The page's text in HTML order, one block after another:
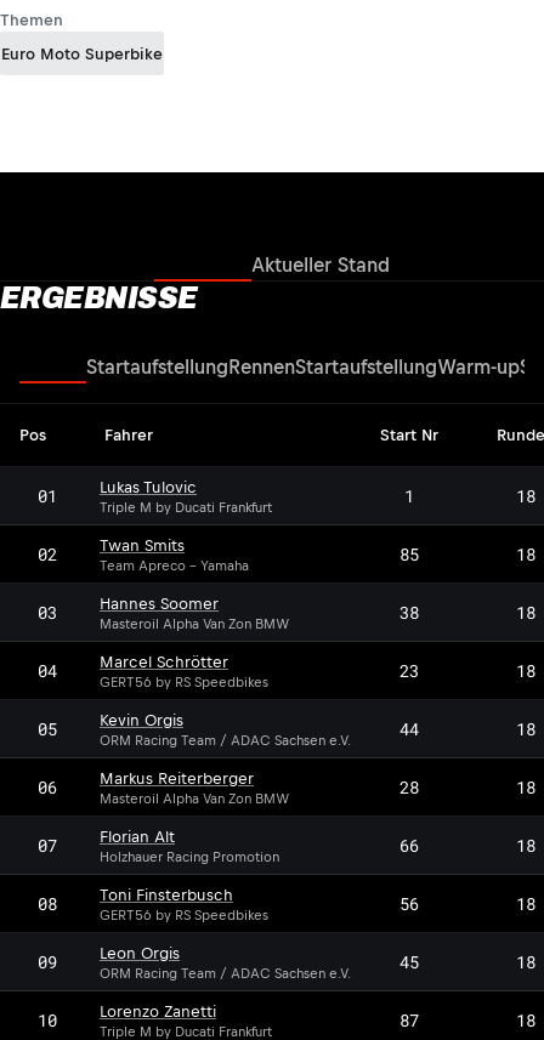
Themen
Euro Moto Superbike
Aktueller Stand
ERGEBNISSE
Startaufstellung RennenStartaufstellungWarm-up
Pos Fahrer Start Nr
01 Lukas Tulovic
Triple M by Ducati Frankfurt 1 18
02 Twan Smits
Team Apreco - Yamaha 85 18
03 Hannes Soomer
Masteroil Alpha Van Zon BMW 38 18
04 Marcel Schrötter
GERT56 by RS Speedbikes 23 18
05 Kevin Orgis
ORM Racing Team / ADAC Sachsen e.V. 44 18
06 Markus Reiterberger
Masteroil Alpha Van Zon BMW 28 18
07 Florian Alt
Holzhauer Racing Promotion 66 18
08 Toni Finsterbusch
GERT56 by RS Speedbikes 56 18
09 LO
Leon Orgis
ORM Racing Team / ADAC Sachsen e.V. 45 18
10 Lorenzo Zanetti
Triple M by Ducati Frankfurt 87 18